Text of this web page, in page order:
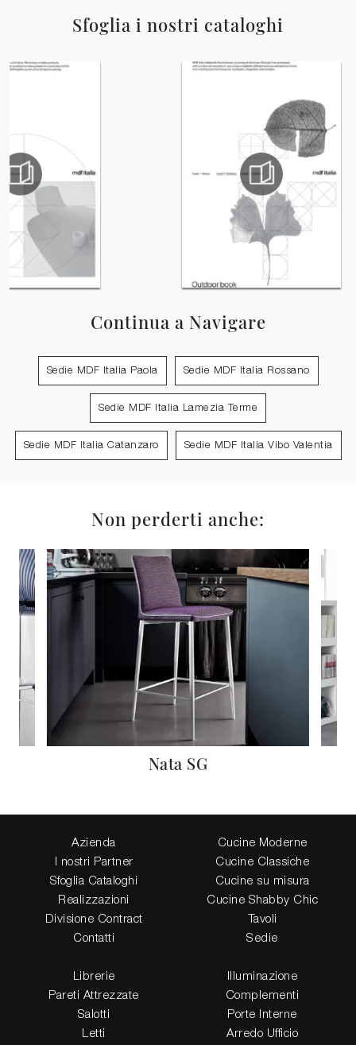
Sfoglia i nostri cataloghi
Continua a Navigare
Sedie MDF Italia Paola Sedie MDF Italia Rossano
Sedie MDF Italia Lamezia Terme
Sedie MDF Italia Catanzaro Sedie MDF Italia Vibo Valentia
Non perderti anche:
Nata SG
Azienda
I nostri Partner
Sfoglia Cataloghi
Realizzazioni
Divisione Contract
Contatti
Cucine Moderne
Cucine Classiche
Cucine su misura
Cucine Shabby Chic
Tavoli
Sedie
Librerie
Pareti Attrezzate
Salotti
Letti
Illuminazione
Complementi
Porte Interne
Arredo Ufficio